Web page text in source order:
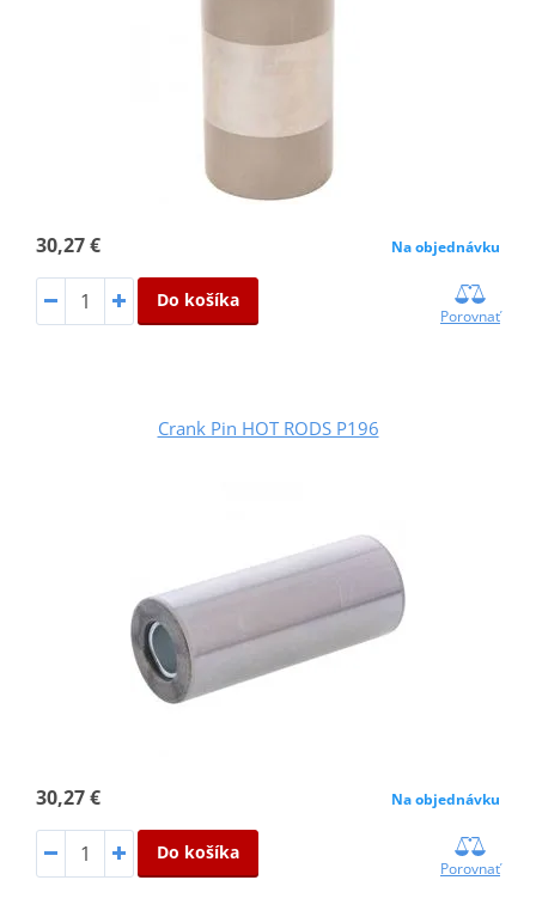
30,27 € Na objednávku
Do košíka
Porovnať
Crank Pin HOT RODS P196
30,27 € Na objednávku
Do košíka
Porovnať